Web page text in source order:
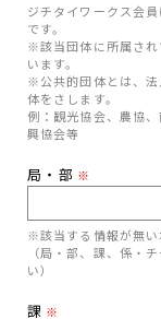
ジチタイワークス会
です。
※該当団体に所属され
います。
※公共的団体とは、法
体をさします。
例：観光協会、農協
興協会等
局・部 ※
※該当する情報が無い
（局・部、課、係・
い）
課 ※